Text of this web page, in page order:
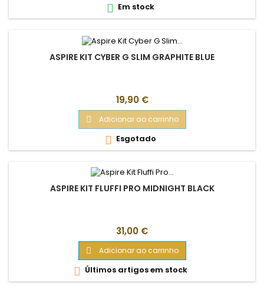
 Em stock
ASPIRE KIT CYBER G SLIM GRAPHITE BLUE
Preço
19,90 €
 Adicionar ao carrinho
 Esgotado
ASPIRE KIT FLUFFI PRO MIDNIGHT BLACK
Preço
31,00 €
 Adicionar ao carrinho
 Últimos artigos em stock